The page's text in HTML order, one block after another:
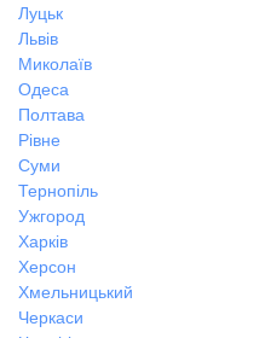
Луцьк
Львів
Миколаїв
Одеса
Полтава
Рівне
Суми
Тернопіль
Ужгород
Харків
Херсон
Хмельницький
Черкаси